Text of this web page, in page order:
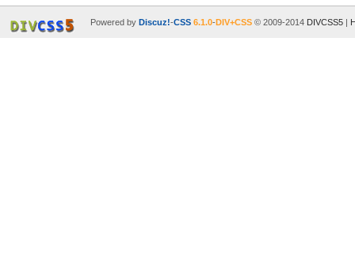
Powered by Discuz!-CSS 6.1.0-DIV+CSS© 2009-2014 DIVCSS5|